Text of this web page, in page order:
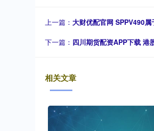
上一篇： 大财优配官网 SPPV490
下一篇： 四川期货配资APP下载 港
相关文章